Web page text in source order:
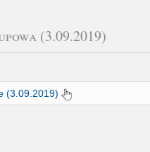
(3.09.2019)
(3.09.2019)